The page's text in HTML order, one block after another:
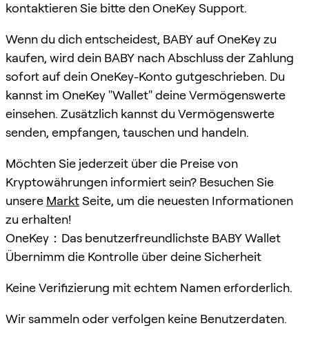
kontaktieren Sie bitte den OneKey Support.
Wenn du dich entscheidest, BABY auf OneKey zu
kaufen, wird dein BABY nach Abschluss der Zahlung
sofort auf dein OneKey-Konto gutgeschrieben. Du
kannst im OneKey "Wallet" deine Vermögenswerte
einsehen. Zusätzlich kannst du Vermögenswerte
senden, empfangen, tauschen und handeln.
Möchten Sie jederzeit über die Preise von
Kryptowährungen informiert sein? Besuchen Sie
unsere MarktSeite, um die neuesten Informationen
zu erhalten!
OneKey：Das benutzerfreundlichste BABY Wallet
Übernimm die Kontrolle über deine Sicherheit
Keine Verifizierung mit echtem Namen erforderlich.
Wir sammeln oder verfolgen keine Benutzerdaten.